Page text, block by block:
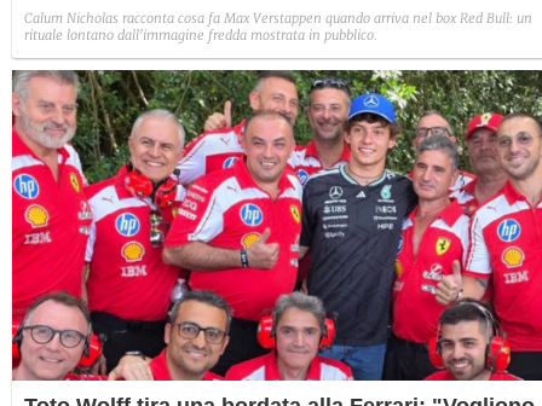
Calum Nicholas racconta cosa fa Max Verstappen quando arriva nel box Red Bull: un
rituale lontano dall'immagine fredda mostrata in pubblico.